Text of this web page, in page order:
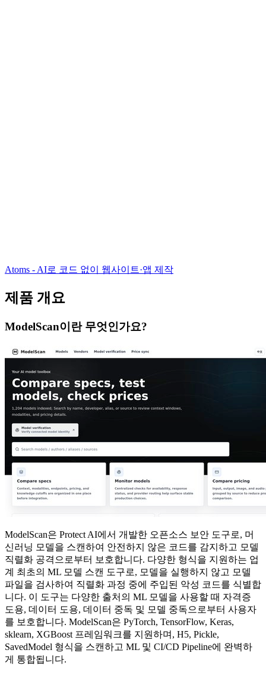
Atoms - AI로 코드 없이 웹사이트·앱 제작
제품 개요
ModelScan이란 무엇인가요?
ModelScan은 Protect AI에서 개발한 오픈소스 보안 도구로, 머
신러닝 모델을 스캔하여 안전하지 않은 코드를 감지하고 모델
직렬화 공격으로부터 보호합니다. 다양한 형식을 지원하는 업
계 최초의 ML 모델 스캔 도구로, 모델을 실행하지 않고 모델
파일을 검사하여 직렬화 과정 중에 주입된 악성 코드를 식별합
니다. 이 도구는 다양한 출처의 ML 모델을 사용할 때 자격증
도용, 데이터 도용, 데이터 중독 및 모델 중독으로부터 사용자
를 보호합니다. ModelScan은 PyTorch, TensorFlow, Keras,
sklearn, XGBoost 프레임워크를 지원하며, H5, Pickle,
SavedModel 형식을 스캔하고 ML 및 CI/CD Pipeline에 완벽하
게 통합됩니다.